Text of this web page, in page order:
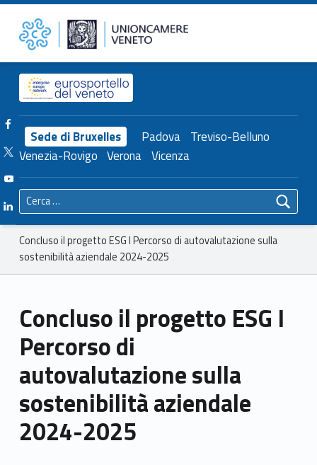
Concluso il progetto ESG I Percorso di autovalutazione sulla sostenibilità aziendale 2024-2025 – Unioncamere del Veneto Unioncamere del Veneto
Header info sidebar
Sede di Bruxelles Padova Treviso-Belluno
Venezia-Rovigo Verona Vicenza
Facebook Unioncamere Veneto
Twitter Unioncamere Veneto
Youtube Unioncamere Veneto
Linkedin Unioncamere Veneto
Ricerca per:
Breadcrumbs navigation
Concluso il progetto ESG I Percorso di autovalutazione sulla
sostenibilità aziendale 2024-2025
Concluso il progetto ESG I
Percorso di
autovalutazione sulla
sostenibilità aziendale
2024-2025